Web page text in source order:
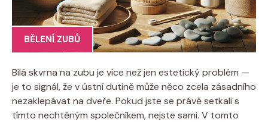
BĚLENÍ ZUBŮ
Bílá skvrna na zubu je více než jen estetický problém —
je to signál, že v ústní dutině může něco zcela zásadního
nezaklepávat na dveře. Pokud jste se právě setkali s
tímto nechtěným společníkem, nejste sami. V tomto